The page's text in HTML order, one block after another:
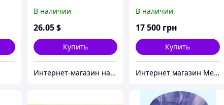
В наличии
26.05$
Купить
Интернет-магазин натуральных витаминов компании Nature`s Sunshine, NSP (НСП)
В наличии
17 500 грн
Купить
Интернет магазин Медлайф